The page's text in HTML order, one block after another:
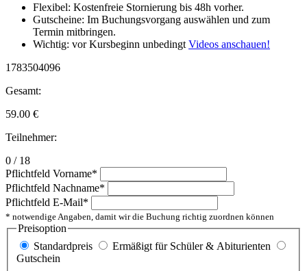
Flexibel: Kostenfreie Stornierung bis 48h vorher.
Gutscheine: Im Buchungsvorgang auswählen und zum
Termin mitbringen.
Wichtig: vor Kursbeginn unbedingt Videos anschauen!
1783504096
Gesamt:
59.00 €
Teilnehmer:
0 / 18
Pflichtfeld Vorname*
Pflichtfeld Nachname*
Pflichtfeld E-Mail*
* notwendige Angaben, damit wir die Buchung richtig zuordnen können
Preisoption
Standardpreis
Ermäßigt für Schüler & Abiturienten
Gutschein